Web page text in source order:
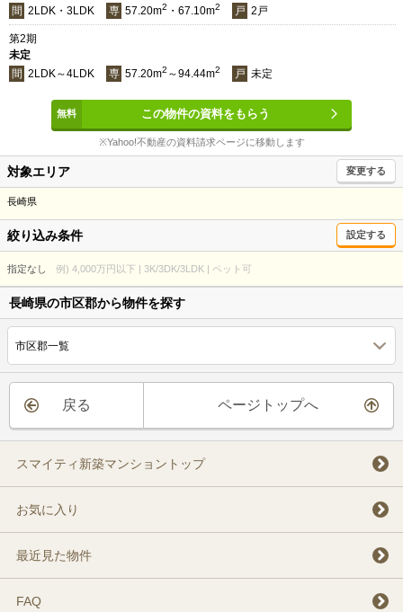
間 2LDK・3LDK 専 57.20m2 ・67.10m2 戸 2戸
第2期
未定
間 2LDK～4LDK 専 57.20m2 ～94.44m2 戸 未定
この物件の資料をもらう
※Yahoo!不動産の資料請求ページに移動します
対象エリア 変更する
長崎県
絞り込み条件 設定する
指定なし 例) 4,000万円以下 | 3K/3DK/3LDK | ペット可
長崎県の市区郡から物件を探す
市区郡一覧
戻る ページトップへ
スマイティ新築マンショントップ
お気に入り
最近見た物件
FAQ